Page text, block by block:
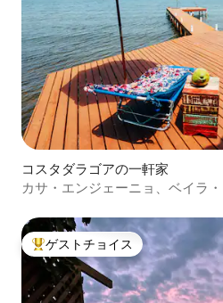
コスタダラゴアの一軒家
カサ・エンジェーニョ、ベイラ
大好評のゲストチョイスです。
ゲストチョイス